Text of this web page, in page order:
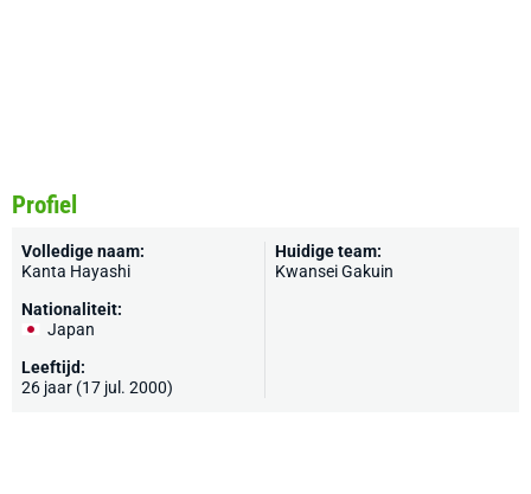
Profiel
Volledige naam:
Kanta Hayashi
Nationaliteit:
Japan
Leeftijd:
26 jaar (17 jul. 2000)
Huidige team:
Kwansei Gakuin